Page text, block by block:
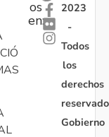
os
en:
2023
-
Todos
los
derechos
Gobierno